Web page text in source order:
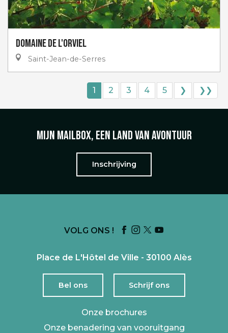
Domaine de l'Orviel
Saint-Jean-de-Serres
1 2 3 4 5 ❯ ❯❯
Mijn mailbox, een land van avontuur
Inschrijving
VOLG ONS !
Place de L'Hôtel de Ville - 30100 Alès
Bel ons Schrijf ons
Onze brochures
Onze benadering van vooruitgang